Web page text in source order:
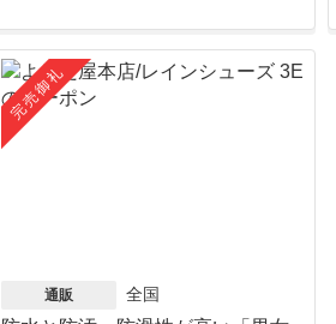
完売御礼
通販 全国